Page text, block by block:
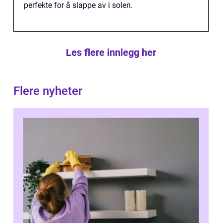
perfekte for å slappe av i solen.
Les flere innlegg her
Flere nyheter